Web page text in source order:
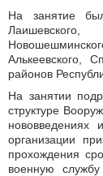
На занятие
Алькеевского,
районов
На занятии
структуре
нововведениях
организации
прохождения
военную службу